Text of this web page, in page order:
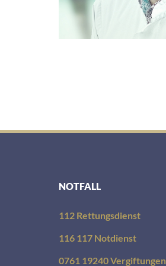
NOTFALL
112 Rettungsdienst
116 117 Notdienst
0761 19240 Vergiftungen